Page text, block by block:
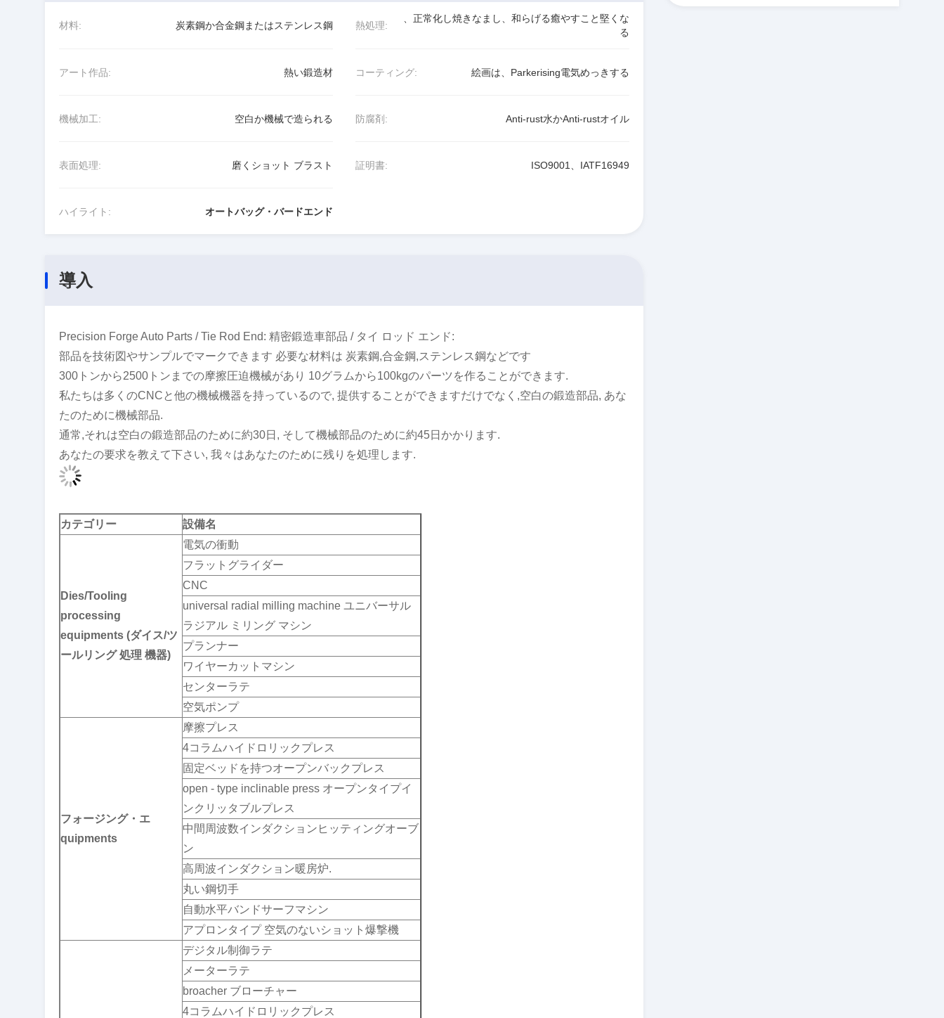
材料: 炭素鋼か合金鋼またはステンレス鋼 熱処理:
、正常化し焼きなまし、和らげる癒やすこと堅くな
る
アート作品: 熱い鍛造材 コーティング: 絵画は、Parkerising電気めっきする
機械加工: 空白か機械で造られる 防腐剤: Anti-rust水かAnti-rustオイル
表面処理: 磨くショット ブラスト 証明書: ISO9001、IATF16949
ハイライト: オートバッグ・バードエンド
導入
Precision Forge Auto Parts / Tie Rod End: 精密鍛造車部品 / タイ ロッド エンド:
部品を技術図やサンプルでマークできます 必要な材料は 炭素鋼,合金鋼,ステンレス鋼などです
300トンから2500トンまでの摩擦圧迫機械があり 10グラムから100kgのパーツを作ることができます.
私たちは多くのCNCと他の機械機器を持っているので, 提供することができますだけでなく,空白の鍛造部品, あな
たのために機械部品.
通常,それは空白の鍛造部品のために約30日, そして機械部品のために約45日かかります.
あなたの要求を教えて下さい, 我々はあなたのために残りを処理します.
カテゴリー 設備名
Dies/Tooling
processing
equipments (ダイス/ツ
ールリング 処理 機器)
電気の衝動
フラットグライダー
CNC
universal radial milling machine ユニバーサル
ラジアル ミリング マシン
プランナー
ワイヤーカットマシン
センターラテ
空気ポンプ
フォージング・エ
quipments
摩擦プレス
4コラムハイドロリックプレス
固定ベッドを持つオープンバックプレス
open - type inclinable press オープンタイプイ
ンクリッタブルプレス
中間周波数インダクションヒッティングオーブ
ン
高周波インダクション暖房炉.
丸い鋼切手
自動水平バンドサーフマシン
アプロンタイプ 空気のないショット爆撃機
デジタル制御ラテ
メーターラテ
broacher ブローチャー
4コラムハイドロリックプレス